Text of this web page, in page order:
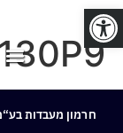
פתח סרגל נגישות
חרמון מעבדות